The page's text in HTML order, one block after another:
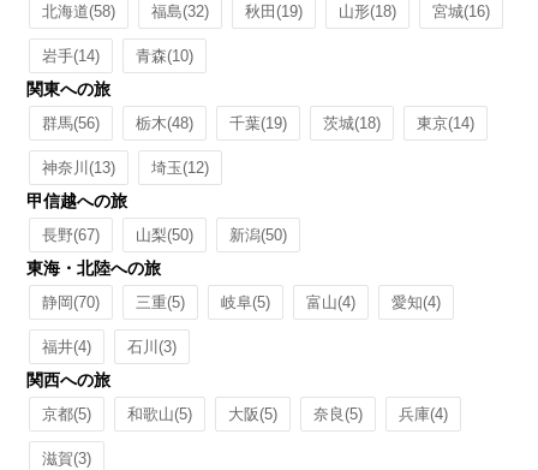
北海道(58) 福島(32) 秋田(19) 山形(18) 宮城(16)
岩手(14) 青森(10)
関東への旅
群馬(56) 栃木(48) 千葉(19) 茨城(18) 東京(14)
神奈川(13) 埼玉(12)
甲信越への旅
長野(67) 山梨(50) 新潟(50)
東海・北陸への旅
静岡(70) 三重(5) 岐阜(5) 富山(4) 愛知(4)
福井(4) 石川(3)
関西への旅
京都(5) 和歌山(5) 大阪(5) 奈良(5) 兵庫(4)
滋賀(3)